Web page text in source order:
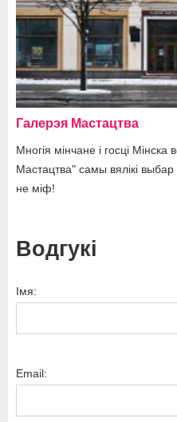
Галерэя Мастацтва
Многія мінчане і госці
Мастацтва" самы вялікі выбар
не міф!
Водгукі
Імя:
Email: